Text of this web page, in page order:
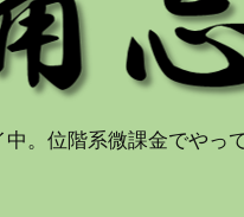
。位階系微課金でやっ